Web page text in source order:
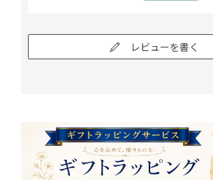
レビューを書く